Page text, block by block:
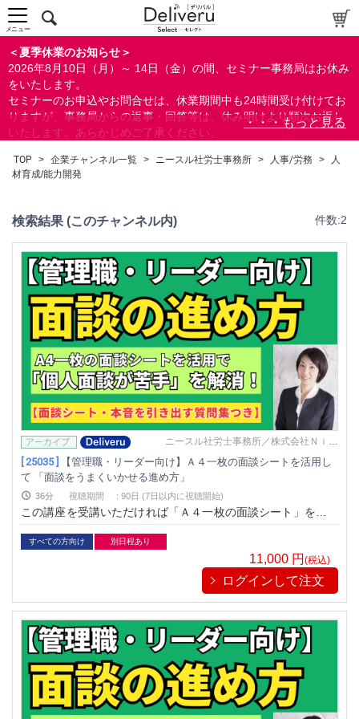
人材育成/能力開発
総務/リスクマネジメント
ビジネススキル
すべて
閉じる
＜夏季休業のお知らせ＞
2026年8月10日（月）～ 14日（金）の間、セミナー事務局はお休み
をいたします。
セミナーのお申込やお問合せは、休業期間中も24時間受け付けてお
りますが、事務局からの返事・回答等は、休み明けより順次お返し
いたします。あらかじめご了承ください。
ができます。
メニュー
TOP > 企業チャンネル一覧 > ニースル社労士事務所 > 人事/労務 >
人
材育成/能力開発
検索結果 (このチャンネル内) 件数:2
ニースル社労士事務所／株式会社Ｎｉｅ
[ 25035 ]
【管理職・リーダー向け】Ａ４一枚の面談シートを活用し
て 「面談をうまくいかせる進め方」
36分 視聴期間 : 90日 (7日以内に視聴開始)
この講座を受講いただければ「Ａ４一枚の面談シート」を使い
ながら 個人面談進めることができますので、 どなたでもうま
く進められるようになります。 面談の基本的な流れ、面談時の
声かけ、始め方から終わり方まで、 たくさんのことを分かりや
すべての方向け 別日程あり
11,000 円 (税込)
ログインして注文